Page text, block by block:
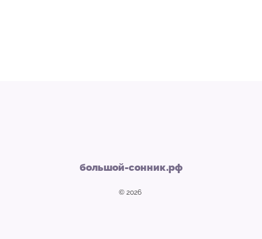
большой-сонник.рф
© 2026